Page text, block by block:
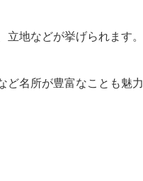
地などが挙げられます。
ど名所が豊富なことも魅力